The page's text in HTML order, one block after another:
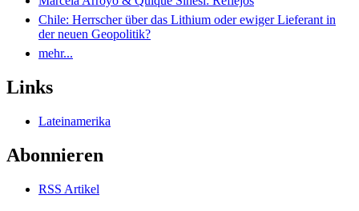
Chile: Herrscher über das Lithium oder ewiger Lieferant in
der neuen Geopolitik?
mehr...
Links
Lateinamerika
Abonnieren
RSS Artikel